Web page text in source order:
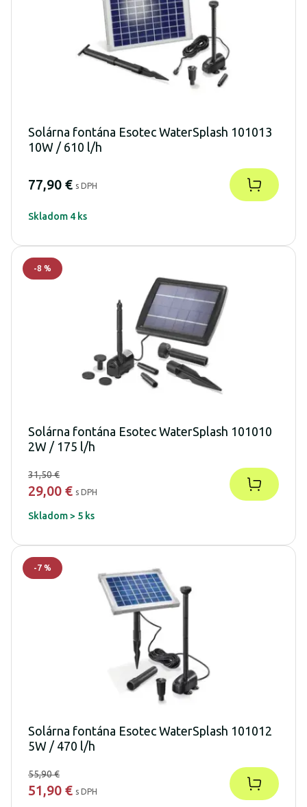
Solárna fontána Esotec WaterSplash 101013
10W / 610 l/h
77,90 € s DPH
Skladom 4 ks
-8 %
Solárna fontána Esotec WaterSplash 101010
2W / 175 l/h
31,50 €
29,00 € s DPH
Skladom > 5 ks
-7 %
Solárna fontána Esotec WaterSplash 101012
5W / 470 l/h
55,90 €
51,90 € s DPH